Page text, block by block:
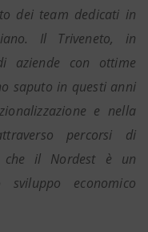
dei team dedicati in
Il Triveneto, in
aziende con ottime
saputo in questi anni
e nella
percorsi di
che il Nordest è un
economico